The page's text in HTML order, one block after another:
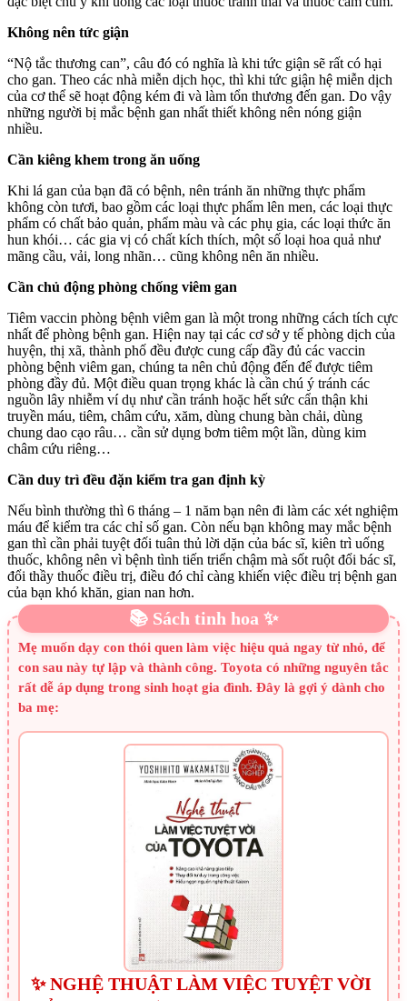
Không nên tức giận
“Nộ tắc thương can”, câu đó có nghĩa là khi tức giận sẽ rất có hại
cho gan. Theo các nhà miễn dịch học, thì khi tức giận hệ miễn dịch
của cơ thể sẽ hoạt động kém đi và làm tổn thương đến gan. Do vậy
những người bị mắc bệnh gan nhất thiết không nên nóng giận
nhiều.
Cần kiêng khem trong ăn uống
Khi lá gan của bạn đã có bệnh, nên tránh ăn những thực phẩm
không còn tươi, bao gồm các loại thực phẩm lên men, các loại thực
phẩm có chất bảo quản, phẩm màu và các phụ gia, các loại thức ăn
hun khói… các gia vị có chất kích thích, một số loại hoa quả như
mãng cầu, vải, long nhãn… cũng không nên ăn nhiều.
Cần chủ động phòng chống viêm gan
Tiêm vaccin phòng bệnh viêm gan là một trong những cách tích cực
nhất để phòng bệnh gan. Hiện nay tại các cơ sở y tế phòng dịch của
huyện, thị xã, thành phố đều được cung cấp đầy đủ các vaccin
phòng bệnh viêm gan, chúng ta nên chủ động đến để được tiêm
phòng đầy đủ. Một điều quan trọng khác là cần chú ý tránh các
nguồn lây nhiễm ví dụ như cần tránh hoặc hết sức cẩn thận khi
truyền máu, tiêm, châm cứu, xăm, dùng chung bàn chải, dùng
chung dao cạo râu… cần sử dụng bơm tiêm một lần, dùng kim
châm cứu riêng…
Cần duy trì đều đặn kiểm tra gan định kỳ
Nếu bình thường thì 6 tháng – 1 năm bạn nên đi làm các xét nghiệm
máu để kiểm tra các chỉ số gan. Còn nếu bạn không may mắc bệnh
gan thì cần phải tuyệt đối tuân thủ lời dặn của bác sĩ, kiên trì uống
thuốc, không nên vì bệnh tình tiến triển chậm mà sốt ruột đổi bác sĩ,
đổi thầy thuốc điều trị, điều đó chỉ càng khiến việc điều trị bệnh gan
của bạn khó khăn, gian nan hơn.
📚 Sách tinh hoa ✨
Mẹ muốn dạy con thói quen làm việc hiệu quả ngay từ nhỏ, để
con sau này tự lập và thành công. Toyota có những nguyên tắc
rất dễ áp dụng trong sinh hoạt gia đình. Đây là gợi ý dành cho
ba mẹ:
✨ NGHỆ THUẬT LÀM VIỆC TUYỆT VỜI